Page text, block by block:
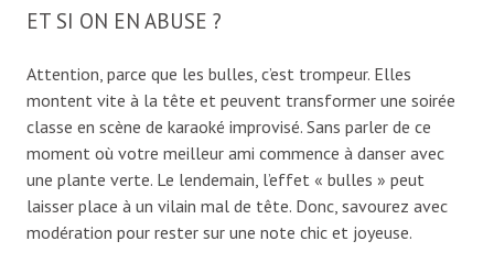
ET SI ON EN ABUSE ?
Attention, parce que les bulles, c’est trompeur. Elles
montent vite à la tête et peuvent transformer une soirée
classe en scène de karaoké improvisé. Sans parler de ce
moment où votre meilleur ami commence à danser avec
une plante verte. Le lendemain, l’effet « bulles » peut
laisser place à un vilain mal de tête. Donc, savourez avec
modération pour rester sur une note chic et joyeuse.